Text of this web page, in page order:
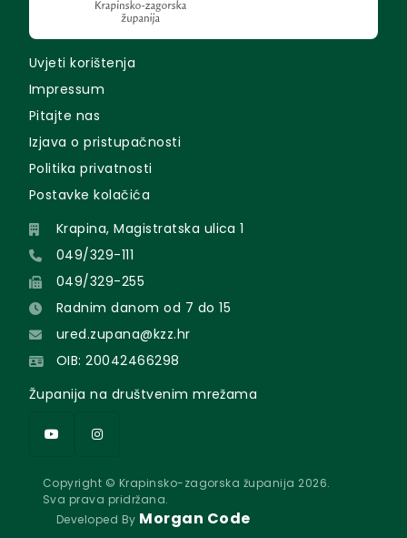
Uvjeti korištenja
Impressum
Pitajte nas
Izjava o pristupačnosti
Politika privatnosti
Postavke kolačića
Krapina, Magistratska ulica 1
049/329-111
049/329-255
Radnim danom od 7 do 15
ured.zupana@kzz.hr
OIB: 20042466298
Županija na društvenim mrežama
Copyright © Krapinsko-zagorska županija 2026.
Sva prava pridržana.
Developed By Morgan Code